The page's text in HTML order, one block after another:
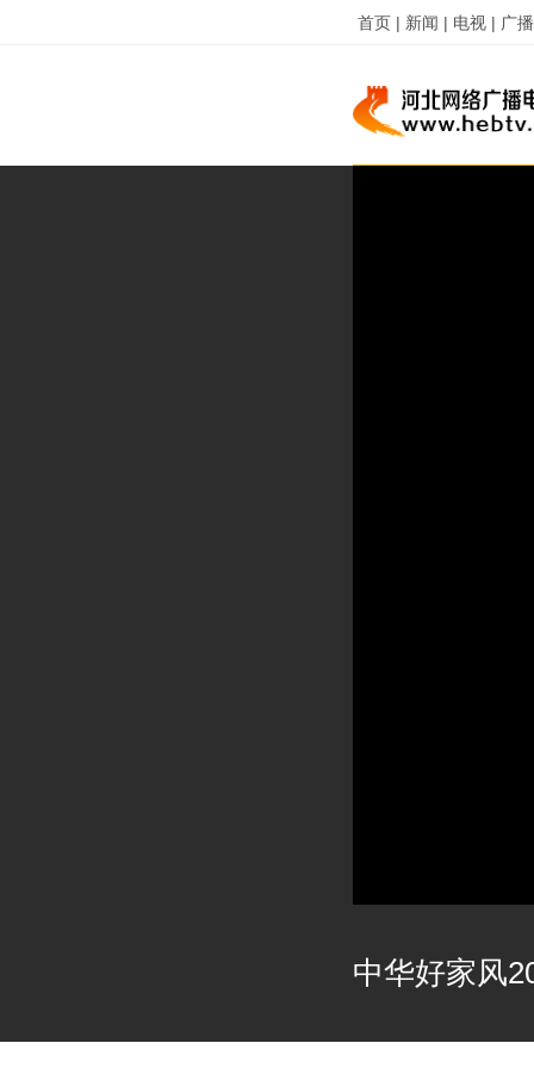
首页 | 新闻 | 电视 | 广
中华好家风